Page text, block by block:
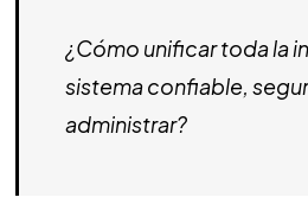
¿Cómo unificar toda la
sistema confiable,
administrar?